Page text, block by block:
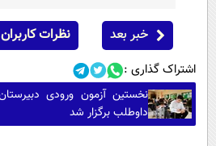
خبر بعد نظرات کاربران
اشتراک گذاری :
داوطلب برگزار شد